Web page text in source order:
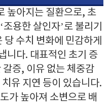
높아지는 질환으로, 초
용한 살인자’로 불리기
수치 변화에 민감하게
니다. 대표적인 초기 증
증, 이유 없는 체중감
유 지연 등이 있습니다.
가 높아져 소변으로 배